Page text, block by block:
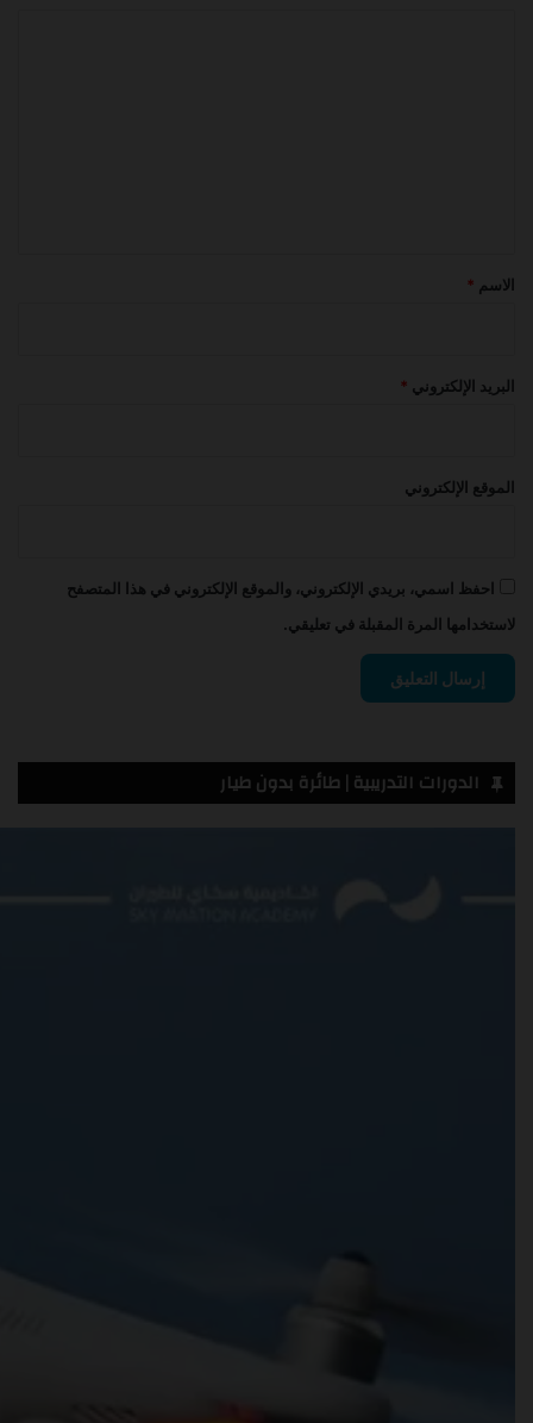
*الاسم *
البريد الإلكتروني *
الموقع الإلكتروني
احفظ اسمي، بريدي الإلكتروني، والموقع الإلكتروني في هذا المتصفح
لاستخدامها المرة المقبلة في تعليقي.
الدورات التدريبية | طائرة بدون طيار